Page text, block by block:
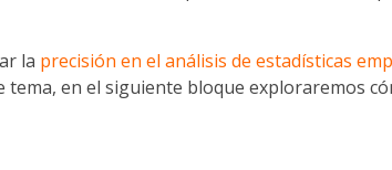
la precisión en el análisis de estadísticas
en el siguiente bloque exploraremos